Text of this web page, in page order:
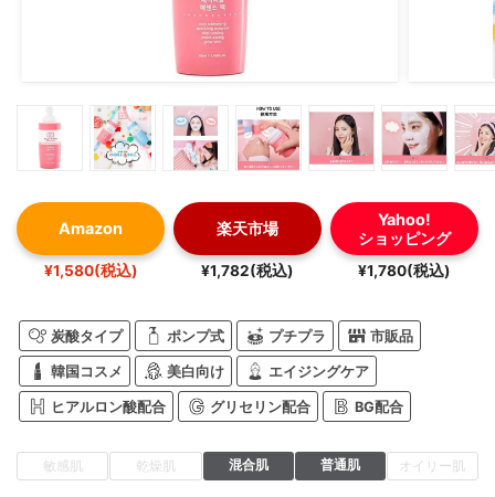
Amazon
¥1,580(税込)
楽天市場
¥1,782(税込)
Yahoo!
ショッピング
¥1,780(税込)
炭酸タイプ ポンプ式 プチプラ 市販品
韓国コスメ 美白向け エイジングケア
ヒアルロン酸配合 グリセリン配合 BG配合
敏感肌 乾燥肌 混合肌 普通肌 オイリー肌